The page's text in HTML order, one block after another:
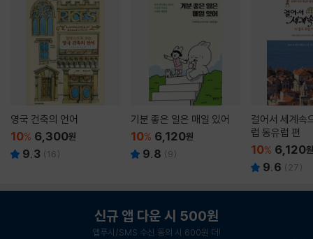
영국 건축의 언어
10% 6,300원
9.3 (16)
기분 좋은 일은 매일 있어
10% 6,120원
9.8 (9)
걸어서 세계속
럽 동유럽 편
10% 6,120원
9.6 ( 27)
신규 앱 다운 시 500원
앱푸시/SMS 수신 동의 시 600원 더!